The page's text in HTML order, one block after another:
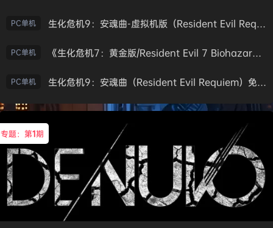
PC单机 生化危机9：安魂曲-虚拟机版（Resident Evil Requiem HYPERVISOR）免安装中文版
PC单机 《生化危机7：黄金版/Resident Evil 7 Biohazard》免安装中文版
PC单机 生化危机9：安魂曲（Resident Evil Requiem）免安装中文版
专题：第1期